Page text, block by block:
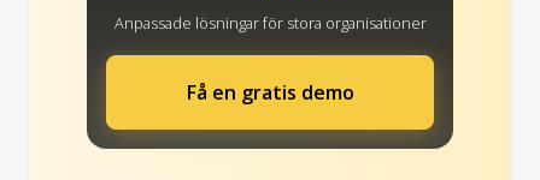
Anpassade lösningar för stora organisationer
Få en gratis demo